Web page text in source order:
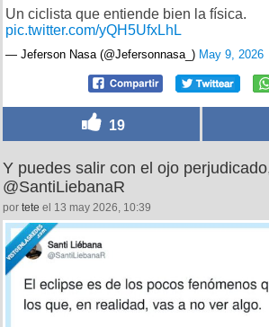
Un ciclista que entiende bien la física.
pic.twitter.com/yQH5UfxLhL
— Jeferson Nasa (@Jefersonnasa_) May 9, 2026
19
Y puedes salir con el ojo
@SantiLiebanaR
por tete el 13 may 2026, 10:39